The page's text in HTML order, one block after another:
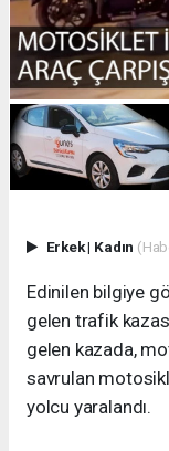
Erkek| Kadın
Edinilen bilgiye
gelen trafik
gelen kazada,
savrulan
yolcu yaralandı.